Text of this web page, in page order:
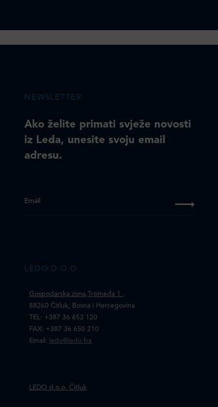
NEWSLETTER
Ako želite primati svježe novosti
iz Leda, unesite svoju email
adresu.
Email
LEDO D.O.O.
Gospodarska zona,Tromeđa 1 ,
88260 Čitluk, Bosna i Hercegovina
TEL: +387 36 653 120
FAX: +387 36 650 210
Email:
ledo@ledo.ba
LEDO d.o.o. Čitluk